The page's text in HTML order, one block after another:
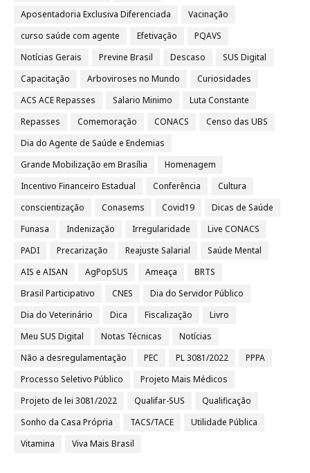
Aposentadoria Exclusiva Diferenciada
Vacinação
curso saúde com agente
Efetivação
PQAVS
Notícias Gerais
Previne Brasil Descaso
SUS Digital
Capacitação
Arboviroses no Mundo
Curiosidades
ACS ACE Repasses
Salario Minimo
Luta Constante
Repasses
Comemoração CONACS
Censo das UBS
Dia do Agente de Saúde e Endemias
Grande Mobilização em Brasília
Homenagem
Incentivo Financeiro Estadual
Conferência
Cultura
conscientização
Conasems Covid19
Dicas de Saúde
Funasa
Indenização Irregularidade
Live CONACS
PADI
Precarização Reajuste Salarial
Saúde Mental
AIS e AISAN
AgPopSUS Ameaça
BRTS
Brasil Participativo
CNES
Dia do Servidor Público
Dia do Veterinário
Dica Fiscalização
Livro
Meu SUS Digital
Notas Técnicas
Notícias
Não a desregulamentação
PEC PL 3081/2022
PPPA
Processo Seletivo Público
Projeto Mais Médicos
Projeto de lei 3081/2022
Qualifar-SUS
Qualificação
Sonho da Casa Própria
TACS/TACE
Utilidade Pública
Vitamina
Viva Mais Brasil